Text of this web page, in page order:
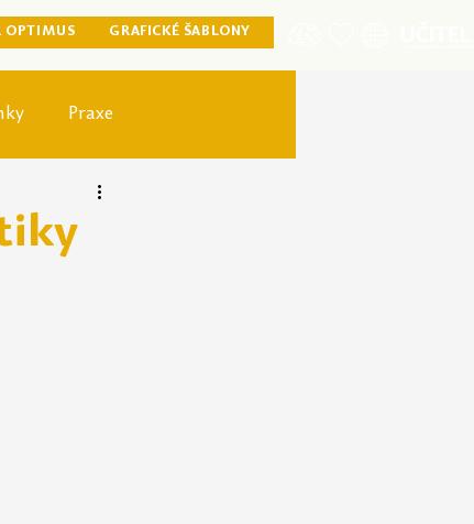
OPTIMUS GRAFICKÉ ŠABLONY
Praxe